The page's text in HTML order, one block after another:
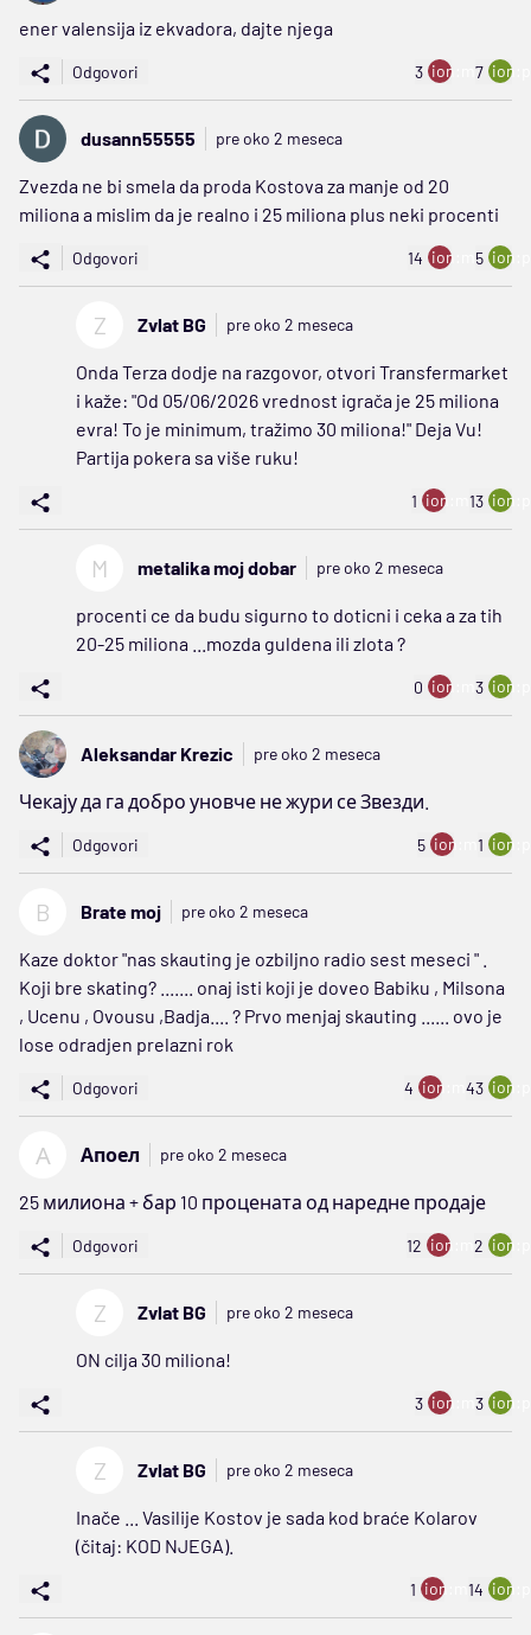
ener valensija iz ekvadora, dajte njega
Odgovori 3 ion:minus
7
dusann55555 pre oko 2 meseca
Zvezda ne bi smela da proda Kostova za manje od 20
miliona a mislim da je realno i 25 miliona plus neki procenti
Odgovori 14 ion:minus
5
Z Zvlat BG pre oko 2 meseca
Onda Terza dodje na razgovor, otvori Transfermarket
i kaže: "Od 05/06/2026 vrednost igrača je 25 miliona
evra! To je minimum, tražimo 30 miliona!" Deja Vu!
Partija pokera sa više ruku!
1 ion:minus
13
M metalika moj dobar pre oko 2 meseca
procenti ce da budu sigurno to doticni i ceka a za tih
20-25 miliona ...mozda guldena ili zlota ?
0 ion:minus
3
Aleksandar Krezic pre oko 2 meseca
Чекају да га добро уновче не жури се Звезди.
Odgovori 5 ion:minus
1
B Brate moj pre oko 2 meseca
Kaze doktor "nas skauting je ozbiljno radio sest meseci " .
Koji bre skating? ....... onaj isti koji je doveo Babiku , Milsona
, Ucenu , Ovousu ,Badja.... ? Prvo menjaj skauting ...... ovo je
lose odradjen prelazni rok
Odgovori 4 ion:minus
43
А Апоел pre oko 2 meseca
25 милиона + бар 10 процената од наредне продаје
Odgovori 12 ion:minus
2
Z Zvlat BG pre oko 2 meseca
ON cilja 30 miliona!
3 ion:minus
3
Z Zvlat BG pre oko 2 meseca
Inače ... Vasilije Kostov je sada kod braće Kolarov
(čitaj: KOD NJEGA).
1 ion:minus
14